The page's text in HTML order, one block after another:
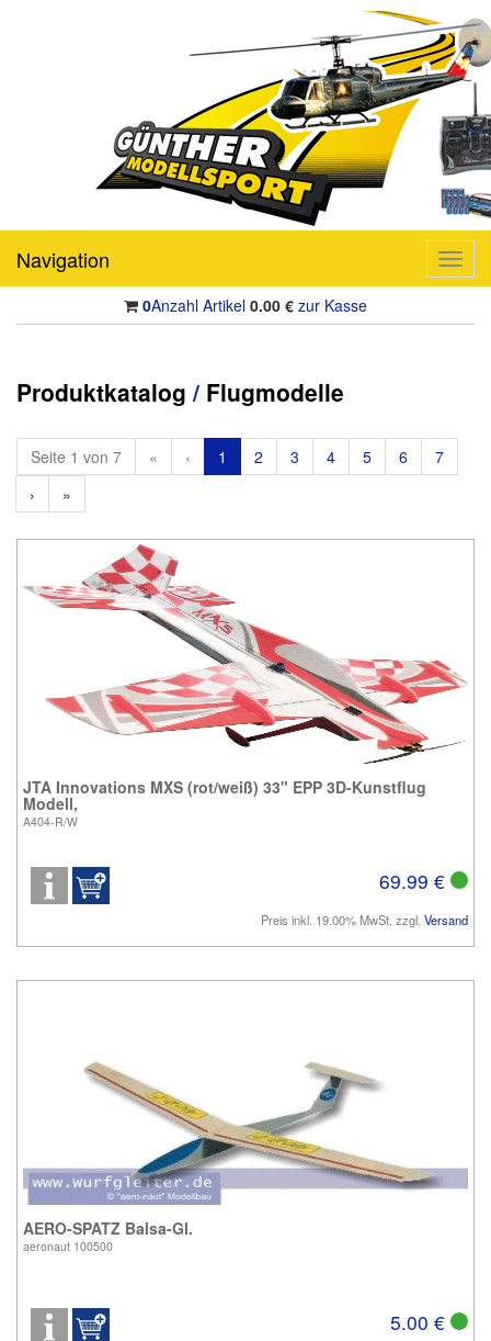
Navigation
0Anzahl Artikel 0.00 € zur Kasse
Produktkatalog / Flugmodelle
Seite 1 von 7 « ‹ 1 2 3 4 5 6
7
›
»
JTA Innovations MXS (rot/weiß) 33" EPP 3D-Kunstflug
Modell,
A404-R/W
69.99 €
Preis inkl. 19.00% MwSt. zzgl. Versand
AERO-SPATZ Balsa-Gl.
aeronaut 100500
5.00 €